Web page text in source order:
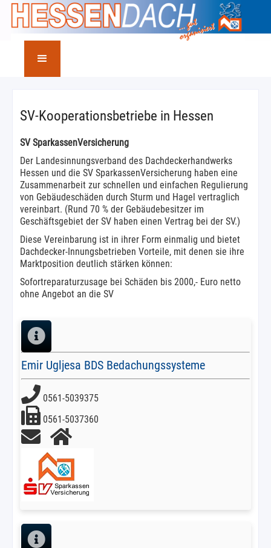
SV-Kooperationsbetriebe in Hessen
SV SparkassenVersicherung
Der Landesinnungsverband des Dachdeckerhandwerks
Hessen und die SV SparkassenVersicherung haben eine
Zusammenarbeit zur schnellen und einfachen Regulierung
von Gebäudeschäden durch Sturm und Hagel vertraglich
vereinbart. (Rund 70 % der Gebäudebesitzer im
Geschäftsgebiet der SV haben einen Vertrag bei der SV.)
Diese Vereinbarung ist in ihrer Form einmalig und bietet
Dachdecker-Innungsbetrieben Vorteile, mit denen sie ihre
Marktposition deutlich stärken können:
Sofortreparaturzusage bei Schäden bis 2000,- Euro netto
ohne Angebot an die SV
Emir Ugljesa BDS Bedachungssysteme
0561-5039375
0561-5037360